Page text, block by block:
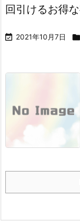
回引けるお得
 2021年10月7日 